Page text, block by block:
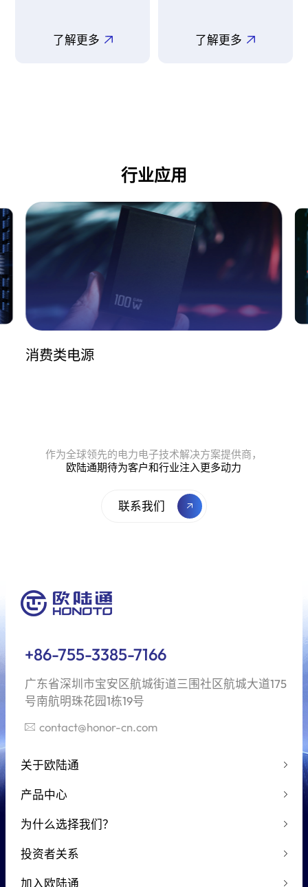
了解更多 了解更多
行业应用
消费类电源
工业类电源
作为全球领先的电力电子技术解决方案提供商，
欧陆通期待为客户和行业注入更多动力
联系我们
+86-755-3385-7166
广东省深圳市宝安区航城街道三围社区航城大道175
号南航明珠花园1栋19号
contact@honor-cn.com
关于欧陆通
产品中心
为什么选择我们？
投资者关系
加入欧陆通